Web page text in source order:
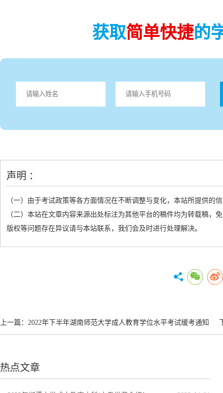
获取简单快捷的
声明 ：
（一）由于考试政策等各方面情况在不断调整与变化，本站所提供的
（二）本站在文章内容来源出处标注为其他平台的稿件均为转载稿
版权等问题存在异议请与本站联系，我们会及时进行处理解决。
上一篇： 2022年下半年湖南师范大学成人教育学位水平考试缓考通知
热点文章